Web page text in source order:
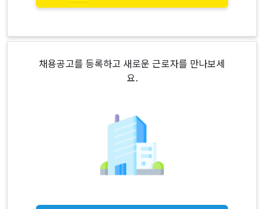
채용공고를 등록하고 새로운 근로자를 만나보세
요.